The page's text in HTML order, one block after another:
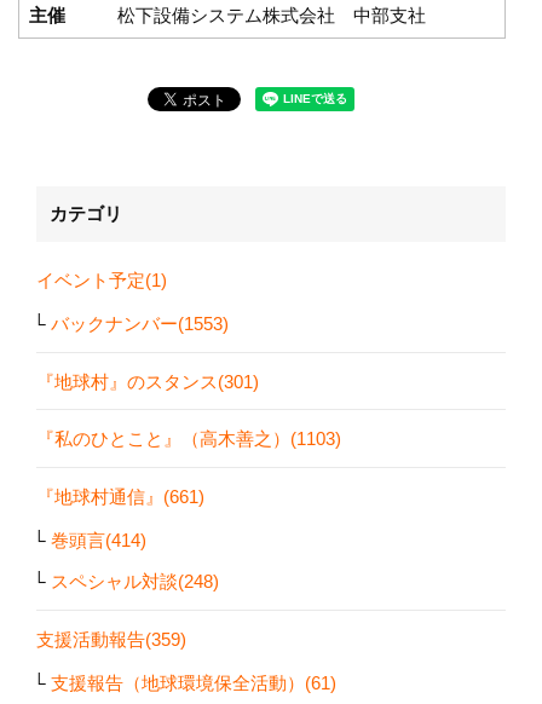
主催 松下設備システム株式会社 中部支社
カテゴリ
イベント予定(1)
バックナンバー(1553)
『地球村』のスタンス(301)
『私のひとこと』（高木善之）(1103)
『地球村通信』(661)
巻頭言(414)
スペシャル対談(248)
支援活動報告(359)
支援報告（地球環境保全活動）(61)